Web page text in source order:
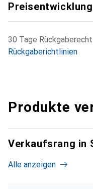
Preisentwicklung
30 Tage Rückgaberecht
Rückgaberichtlinien
Produkte
Verkaufsrang in
Alle anzeigen